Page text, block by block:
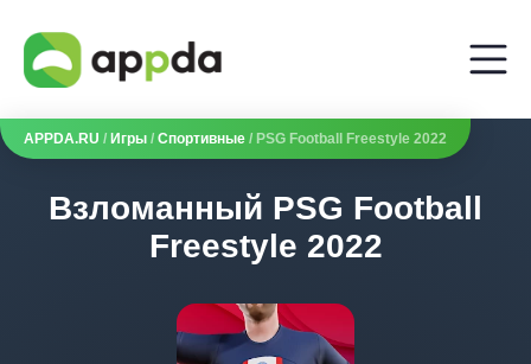
APPDA.RU / Игры / Спортивные / PSG Football Freestyle 2022
Взломанный PSG Football
Freestyle 2022